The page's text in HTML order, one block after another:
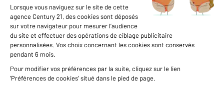
International
Nous contacter